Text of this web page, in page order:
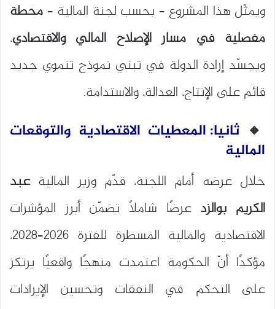
ويمثّل هذا المشروع – بحسب لجنة المالية –محطة
مفصلية في مسار الإصلاح المالي والاقتصادي،
ويجسّد إرادة الدولة في تبني نموذج تنموي جديد
قائم على الإنتاج، العدالة، والاستدامة.
🔸 ثانيا: المعطيات الاقتصادية والتوقعات
المالية
خلال عرضه أمام اللجنة، قدّم وزير الماليةعبد
الكريم بوالزد عرضًا شاملاً تضمّن أبرز المؤشرات
الاقتصادية والمالية المسطرة للفترة 2026–2028،
مؤكدًا أنّ الحكومة اعتمدت منهجًا واقعيًا يرتكز
على التحكم في النفقات وتحسين الإيرادات